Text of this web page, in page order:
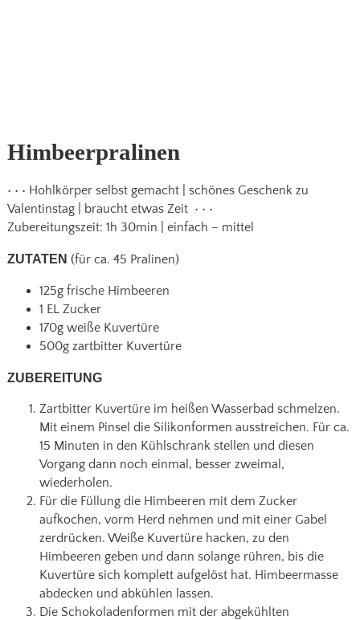
Himbeerpralinen
• • • Hohlkörper selbst gemacht | schönes Geschenk zu
Valentinstag | braucht etwas Zeit • • •
Zubereitungszeit: 1h 30min | einfach – mittel
ZUTATEN (für ca. 45 Pralinen)
125g frische Himbeeren
1 EL Zucker
170g weiße Kuvertüre
500g zartbitter Kuvertüre
ZUBEREITUNG
Zartbitter Kuvertüre im heißen Wasserbad schmelzen.
Mit einem Pinsel die Silikonformen ausstreichen. Für ca.
15 Minuten in den Kühlschrank stellen und diesen
Vorgang dann noch einmal, besser zweimal,
wiederholen.
Für die Füllung die Himbeeren mit dem Zucker
aufkochen, vorm Herd nehmen und mit einer Gabel
zerdrücken. Weiße Kuvertüre hacken, zu den
Himbeeren geben und dann solange rühren, bis die
Kuvertüre sich komplett aufgelöst hat. Himbeermasse
abdecken und abkühlen lassen.
Die Schokoladenformen mit der abgekühlten